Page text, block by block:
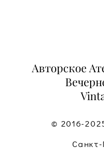
Авторское
© 2016-